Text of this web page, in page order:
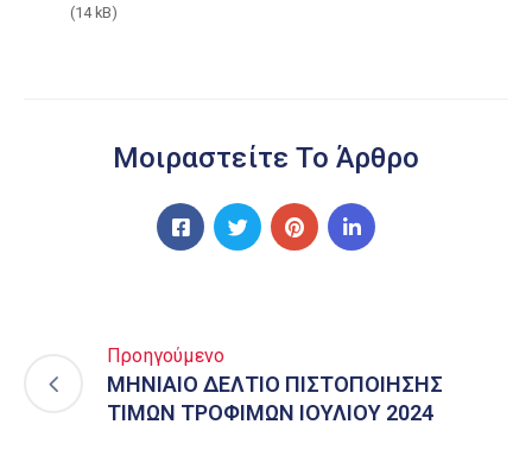
(14 kB)
Μοιραστείτε Το Άρθρο
Προηγούμενο
ΜΗΝΙΑΙΟ ΔΕΛΤΙΟ ΠΙΣΤΟΠΟΙΗΣΗΣ
ΤΙΜΩΝ ΤΡΟΦΙΜΩΝ ΙΟΥΛΙΟΥ 2024